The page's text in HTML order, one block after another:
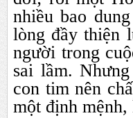
nhiều bao
lòng đầy thiện
người trong
sai lầm.
con tim nên
một định mệnh,